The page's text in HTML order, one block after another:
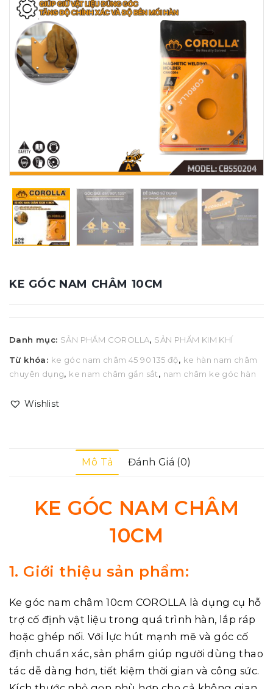
KE GÓC NAM CHÂM 10CM
Danh mục: SẢN PHẨM COROLLA, SẢN PHẨM KIM KHÍ
Từ khóa: ke góc nam châm 45 90 135 độ, ke hàn nam châm
chuyên dụng, ke nam châm gắn sắt, nam châm ke góc hàn
Wishlist
Mô Tả Đánh Giá (0)
KE GÓC NAM CHÂM
10CM
1. Giới thiệu sản phẩm:
Ke góc nam châm 10cm COROLLA là dụng cụ hỗ
trợ cố định vật liệu trong quá trình hàn, lắp ráp
hoặc ghép nối. Với lực hút mạnh mẽ và góc cố
định chuẩn xác, sản phẩm giúp người dùng thao
tác dễ dàng hơn, tiết kiệm thời gian và công sức.